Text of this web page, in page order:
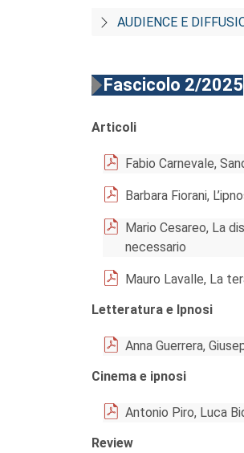
AUDIENCE E
Fascicolo 2/2025
Articoli
Fabio Carnevale,
Barbara Fiorani,
Mario Cesareo, La
necessario
Mauro Lavalle, La
Letteratura e Ipnosi
Anna Guerrera,
Cinema e ipnosi
Antonio Piro, Luca
Review